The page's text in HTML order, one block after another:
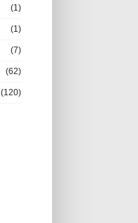
(1)
(1)
(7)
(62)
(120)